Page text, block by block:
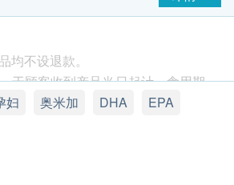
，身体发育得更好，同时维持孕妇
帮助产前产后情绪和整体恢复。比
补充剂更全面。
水平，并改善卵子质素
均不设退款。
于顾客收到产品当日起计，食用期
或以上，特别标示到期日除外
妇 奥米加 DHA EPA